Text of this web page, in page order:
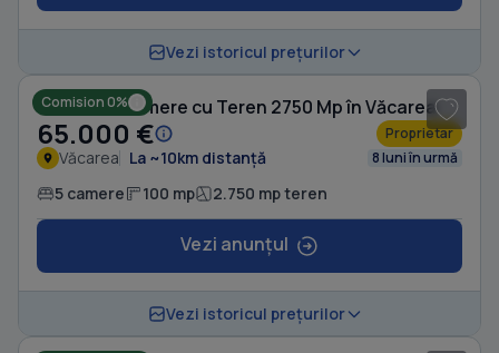
Vezi istoricul prețurilor
Comision 0%
Casă cu 5 camere cu Teren 2750 Mp în Văcarea
65.000 € Proprietar
Văcarea La ~10km distanță 8 luni în urmă
5 camere 100 mp 2.750 mp teren
Vezi anunțul
Vezi istoricul prețurilor